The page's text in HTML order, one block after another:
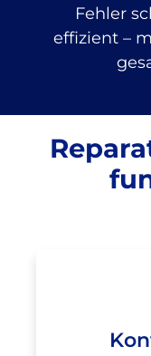
Fehler
effizient –